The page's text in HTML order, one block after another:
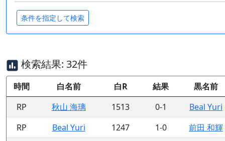
検索結果: 32件
時間 白名前 白R 結果
黒名前
RP
秋山 海璃 1513 0-1
Beal Yuri
RP
Beal Yuri 1247 1-0
前田 和輝